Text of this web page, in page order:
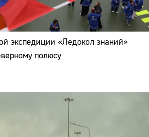
экспедиции «Ледокол знаний»
полюсу